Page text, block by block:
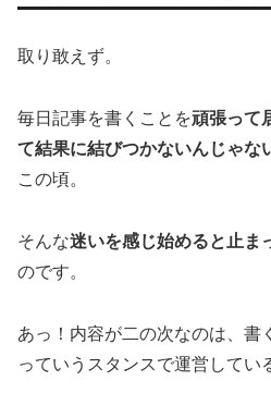
取り敢えず。
毎日記事を書くことを頑張って
て結果に結びつかないんじゃな
この頃。
そんな迷いを感じ始めると止ま
のです。
あっ！内容が二の次なのは、書
っていうスタンスで運営してい